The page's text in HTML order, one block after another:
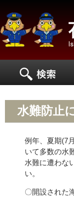
水難防止
例年、夏期(7
いて多数の水
水難に遭わな
い。
〇開設された